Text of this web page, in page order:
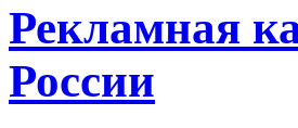
Рекламная
России